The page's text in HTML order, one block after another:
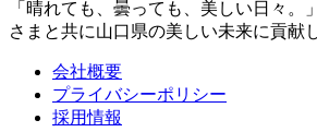
「晴れても、曇っても、美しい日々。
さまと共に山口県の美しい未来に貢献
会社概要
プライバシーポリシー
採用情報